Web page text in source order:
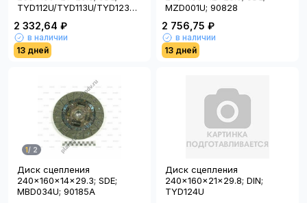
TYD112U/TYD113U/TYD123U/TYD044U;
2 332,64 ₽
в наличии
13 дней
MZD001U; 90828
2 756,75 ₽
в наличии
13 дней
1/ 2
Диск сцепления
240x160x14x29.3; SDE;
MBD034U; 90185A
Диск сцепления
240x160x21x29.8; DIN;
TYD124U